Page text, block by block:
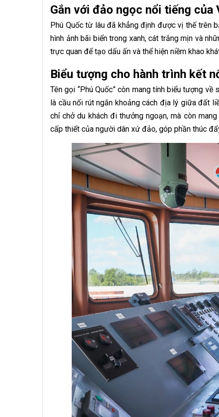
Gắn với đảo ngọc nổi tiếng của
Phú Quốc từ lâu đã khẳng định được vị thế trên
hình ảnh bãi biển trong xanh, cát trắng mịn và
trực quan để tạo dấu ấn và thể hiện niềm khao
Biểu tượng cho hành trình kết
Tên gọi “Phú Quốc” còn mang tính biểu tượng
là cầu nối rút ngắn khoảng cách địa lý giữa đất
chỉ chở du khách đi thưởng ngoạn, mà còn
cấp thiết của người dân xứ đảo, góp phần thúc